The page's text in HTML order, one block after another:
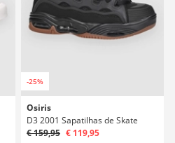
-25%
Osiris
D3 2001 Sapatilhas de Skate
€ 159,95 € 119,95